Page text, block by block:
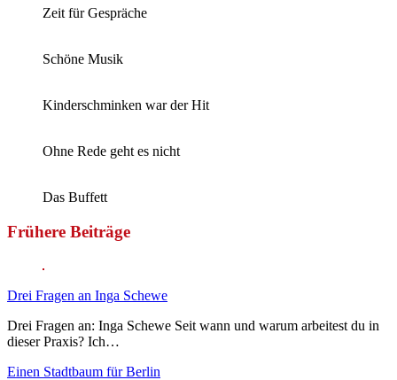
Zeit für Gespräche
Schöne Musik
Kinderschminken war der Hit
Ohne Rede geht es nicht
Das Buffett
Frühere Beiträge
Drei Fragen an Inga Schewe
Drei Fragen an: Inga Schewe Seit wann und warum arbeitest du in
dieser Praxis? Ich…
Einen Stadtbaum für Berlin